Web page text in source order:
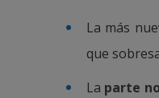
La más
que
La parte